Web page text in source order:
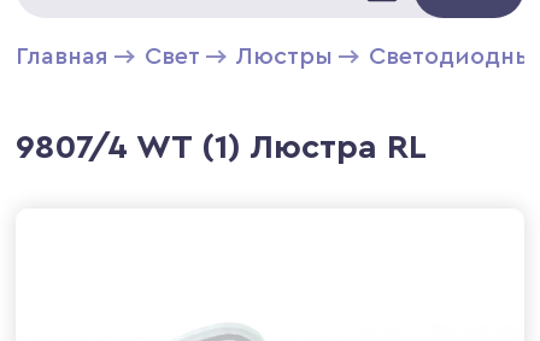
Главная Свет Люстры
9807/4 WT (1) Люстра RL